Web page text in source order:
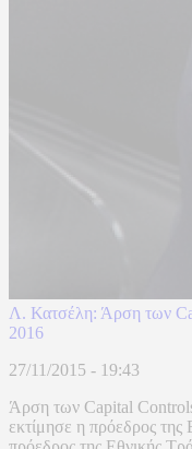
Λ. Κατσέλη: Άρση των
2016
27/11/2015 - 19:43
Άρση των Capital
εκτίμησε η πρόεδρος